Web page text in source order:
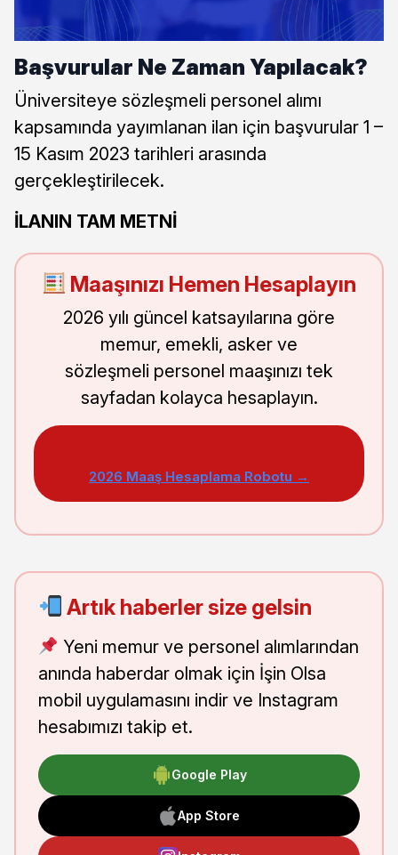
Başvurular Ne Zaman Yapılacak?
Üniversiteye sözleşmeli personel alımı
kapsamında yayımlanan ilan için başvurular 1 –
15 Kasım 2023 tarihleri arasında
gerçekleştirilecek.
İLANIN TAM METNİ
Maaşınızı Hemen Hesaplayın
2026 yılı güncel katsayılarına göre
memur, emekli, asker ve
sözleşmeli personel maaşınızı tek
sayfadan kolayca hesaplayın.
2026 Maaş Hesaplama Robotu →
Artık haberler size gelsin
Yeni memur ve personel alımlarından
anında haberdar olmak için İşin Olsa
mobil uygulamasını indir ve Instagram
hesabımızı takip et.
Google Play
App Store